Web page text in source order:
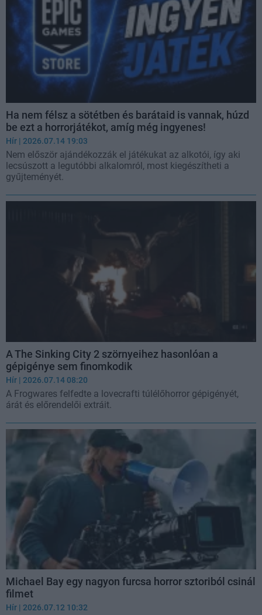
Ha nem félsz a sötétben és barátaid is vannak, húzd
be ezt a horrorjátékot, amíg még ingyenes!
Hír | 2026.07.14 19:03
Nem először ajándékozzák el játékukat az alkotói, így aki
lecsúszott a legutóbbi alkalomról, most kiegészítheti a
gyűjteményét.
A The Sinking City 2 szörnyeihez hasonlóan a
gépigénye sem finomkodik
Hír | 2026.07.14 08:20
A Frogwares felfedte a lovecrafti túlélőhorror gépigényét,
árát és előrendelői extráit.
Michael Bay egy nagyon furcsa horror sztoriból csinál
filmet
Hír | 2026.07.12 10:32